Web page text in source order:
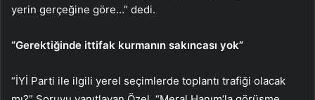
yerin gerçeğine göre…” dedi.
“Gerektiğinde ittifak kurmanın sakıncası yok”
“İYİ Parti ile ilgili yerel seçimlerde toplantı trafiği olacak